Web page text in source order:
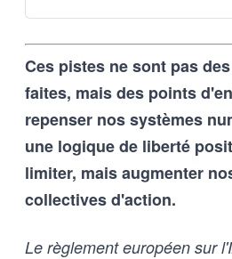
techniques, imposées tant aux
outils d’intelligence artificielle
et vice-versa
Ces pistes ne sont pas
faites, mais des points
repenser nos systèmes
une logique de liberté
limiter, mais augmenter
collectives d'action.
Le règlement européen sur